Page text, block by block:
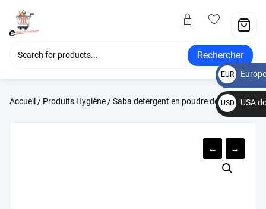
Rechercher
Accueil / Produits Hygiène/ Saba detergent en poudre de 500g
← →
EUR
€
USD
$
USA